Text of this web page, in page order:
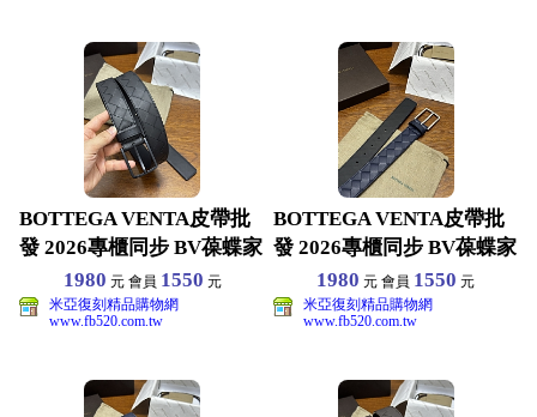
BOTTEGA VENTA皮帶批
發 2026專櫃同步 BV葆蝶家
男生皮1980 元 會員 1550 元
米亞復刻精品購物網
www.fb520.com.tw
BOTTEGA VENTA皮帶批
發 2026專櫃同步 BV葆蝶家
男生皮1980 元 會員 1550 元
米亞復刻精品購物網
www.fb520.com.tw